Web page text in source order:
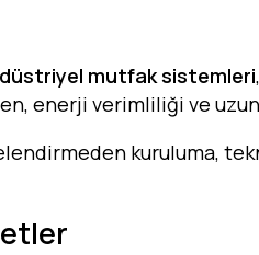
mutfak sistemleri
enerji verimliliği ve uzun
kuruluma,